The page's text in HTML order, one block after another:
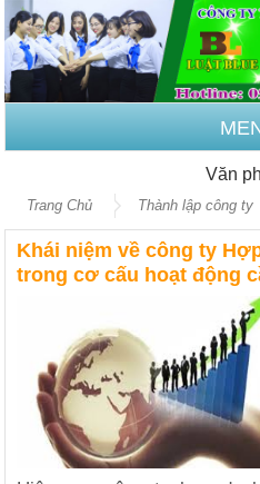
Văn
Trang Chủ Thành lập công ty
Khái niệm về công ty
trong cơ cấu hoạt động